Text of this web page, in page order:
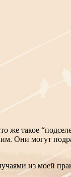
же такое
Они могут
из моей